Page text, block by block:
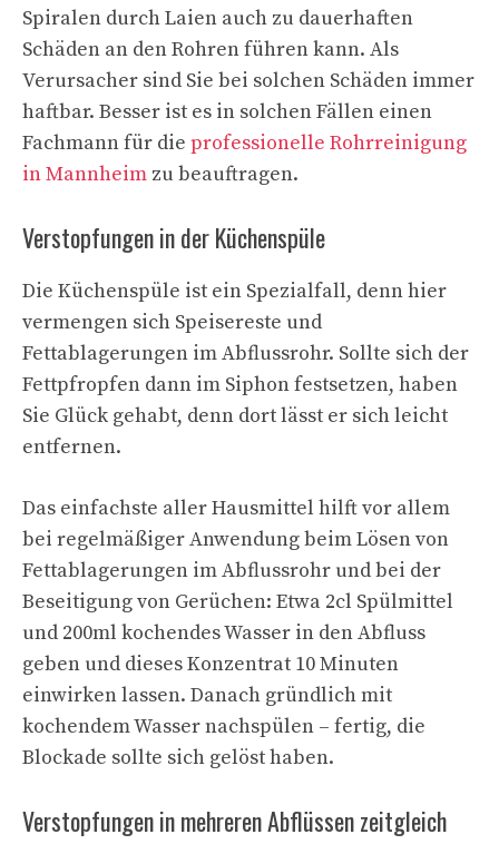
Spiralen durch Laien auch zu dauerhaften
Schäden an den Rohren führen kann. Als
Verursacher sind Sie bei solchen Schäden immer
haftbar. Besser ist es in solchen Fällen einen
Fachmann für die professionelle Rohrreinigung
in Mannheim zu beauftragen.
Verstopfungen in der Küchenspüle
Die Küchenspüle ist ein Spezialfall, denn hier
vermengen sich Speisereste und
Fettablagerungen im Abflussrohr. Sollte sich der
Fettpfropfen dann im Siphon festsetzen, haben
Sie Glück gehabt, denn dort lässt er sich leicht
entfernen.
Das einfachste aller Hausmittel hilft vor allem
bei regelmäßiger Anwendung beim Lösen von
Fettablagerungen im Abflussrohr und bei der
Beseitigung von Gerüchen: Etwa 2cl Spülmittel
und 200ml kochendes Wasser in den Abfluss
geben und dieses Konzentrat 10 Minuten
einwirken lassen. Danach gründlich mit
kochendem Wasser nachspülen – fertig, die
Blockade sollte sich gelöst haben.
Verstopfungen in mehreren Abflüssen zeitgleich